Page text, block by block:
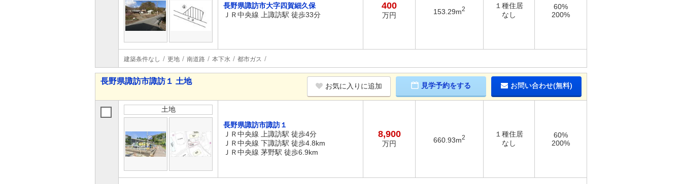
長野県諏訪市大字四賀細久保
ＪＲ中央線 上諏訪駅 徒歩33分
400
万円 153.29m2
１種住居
なし
60%
200%
建築条件なし 更地 南道路 本下水 都市ガス
長野県諏訪市諏訪１ 土地
お気に入りに追加 見学予約をする お問い合わせ(無料)
土地
長野県諏訪市諏訪１
ＪＲ中央線 上諏訪駅 徒歩4分
ＪＲ中央線 下諏訪駅 徒歩4.8km
ＪＲ中央線 茅野駅 徒歩6.9km
8,900
万円 660.93m2
１種住居
なし
60%
200%